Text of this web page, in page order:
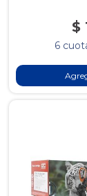
$
6